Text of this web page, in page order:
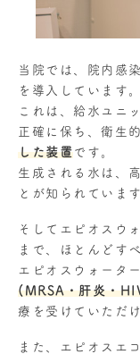
当院では、院内感
を導入しています。
これは、給水ユニ
正確に保ち、衛生
した装置です。
生成される水は、
とが知られています
そしてエピオスウ
まで、ほとんどす
エピオスウォーター
(MRSA・肝炎・
療を受けていただ
また、エピオスエ